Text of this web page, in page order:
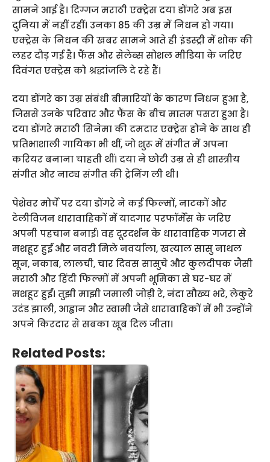
सामने आई है। दिग्गज मराठी एक्ट्रेस दया डोंगरे अब इस
दुनिया में नहीं रहीं। उनका 85 की उम्र में निधन हो गया।
एक्ट्रेस के निधन की खबर सामने आते ही इंडस्ट्री में शोक की
लहर दौड़ गई है। फैंस और सेलेब्स सोशल मीडिया के जरिए
दिवंगत एक्ट्रेस को श्रद्धांजलि दे रहे हैं।
दया डोंगरे का उम्र संबंधी बीमारियों के कारण निधन हुआ है,
जिससे उनके परिवार और फैंस के बीच मातम पसरा हुआ है।
दया डोंगरे मराठी सिनेमा की दमदार एक्ट्रेस होने के साथ ही
प्रतिभाशाली गायिका भी थीं, जो शुरू में संगीत में अपना
करियर बनाना चाहती थीं। दया ने छोटी उम्र से ही शास्त्रीय
संगीत और नाट्य संगीत की ट्रेनिंग ली थी।
पेशेवर मोर्चे पर दया डोंगरे ने कई फिल्मों, नाटकों और
टेलीविजन धारावाहिकों में यादगार परफॉर्मेंस के जरिए
अपनी पहचान बनाई। वह दूरदर्शन के धारावाहिक गजरा से
मशहूर हुईं और नवरी मिले नवर्याला, खत्याल सासु नाथल
सून, नकाब, लालची, चार दिवस सासुचे और कुलदीपक जैसी
मराठी और हिंदी फिल्मों में अपनी भूमिका से घर-घर में
मशहूर हुईं। तुझी माझी जमाली जोड़ी रे, नंदा सौख्य भरे, लेकुरे
उदंड झाली, आह्वान और स्वामी जैसे धारावाहिकों में भी उन्होंने
अपने किरदार से सबका खूब दिल जीता।
Related Posts: